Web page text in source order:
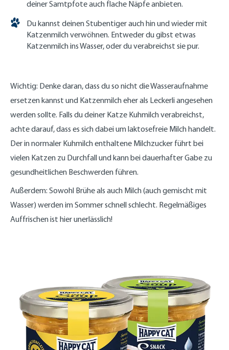
deiner Samtpfote auch flache Näpfe anbieten.
Du kannst deinen Stubentiger auch hin und wieder mit
Katzenmilch verwöhnen. Entweder du gibst etwas
Katzenmilch ins Wasser, oder du verabreichst sie pur.
Wichtig: Denke daran, dass du so nicht die Wasseraufnahme
ersetzen kannst und Katzenmilch eher als Leckerli angesehen
werden sollte. Falls du deiner Katze Kuhmilch verabreichst,
achte darauf, dass es sich dabei um laktosefreie Milch handelt.
Der in normaler Kuhmilch enthaltene Milchzucker führt bei
vielen Katzen zu Durchfall und kann bei dauerhafter Gabe zu
gesundheitlichen Beschwerden führen.
Außerdem: Sowohl Brühe als auch Milch (auch gemischt mit
Wasser) werden im Sommer schnell schlecht. Regelmäßiges
Auffrischen ist hier unerlässlich!